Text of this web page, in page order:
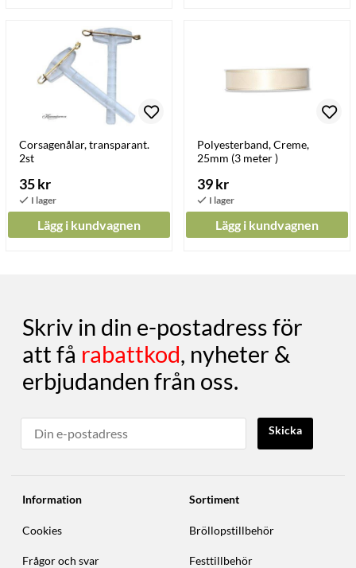
Corsagenålar, transparant.
2st
35 kr
Lägg i kundvagnen
Polyesterband, Creme,
25mm (3 meter )
39 kr
Lägg i kundvagnen
Skriv in din e-postadress för
att få rabattkod, nyheter &
erbjudanden från oss.
Skicka
Information
Cookies
Frågor och svar
Sortiment
Bröllopstillbehör
Festtillbehör